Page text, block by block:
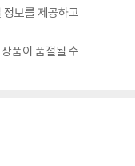
보를 제공하고
품이 품절될 수